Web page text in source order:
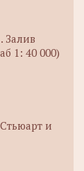
Залив
1: 40 000)
и